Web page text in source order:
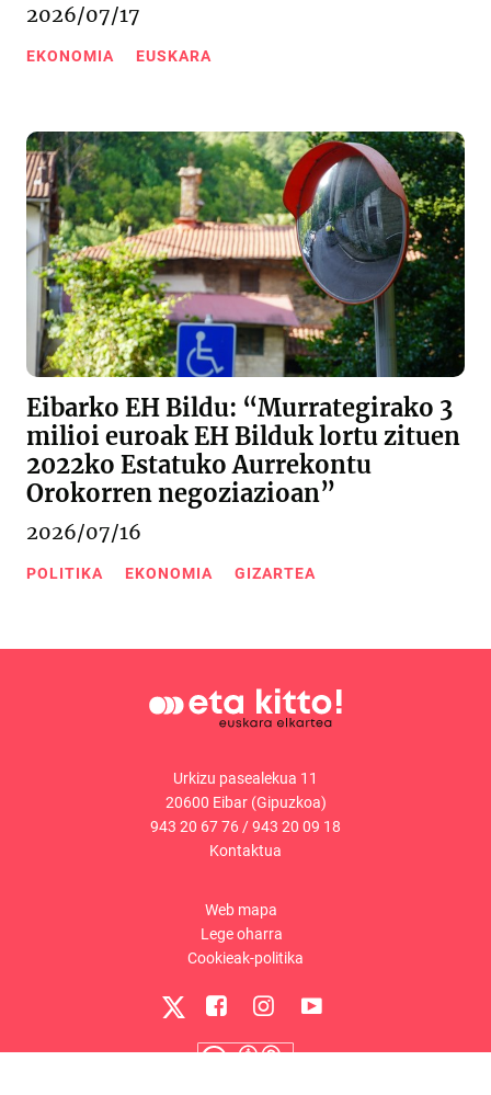
2026/07/17
EKONOMIA EUSKARA
Eibarko EH Bildu: “Murrategirako 3
milioi euroak EH Bilduk lortu zituen
2022ko Estatuko Aurrekontu
Orokorren negoziazioan”
2026/07/16
POLITIKA EKONOMIA GIZARTEA
Urkizu pasealekua 11
20600 Eibar (Gipuzkoa)
943 20 67 76 /943 20 09 18
Kontaktua
Web mapa
Lege oharra
Cookieak-politika